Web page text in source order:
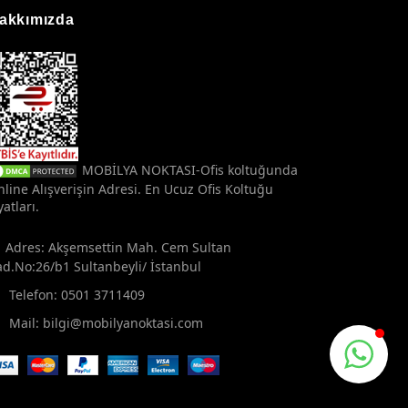
MOBİLYA NOKTASI-Ofis koltuğunda
Alışverişin Adresi. En Ucuz Ofis Koltuğu
Adres: Akşemsettin Mah. Cem Sultan
b1 Sultanbeyli/ İstanbul
Telefon: 0501 3711409
Mail: bilgi@mobilyanoktasi.com